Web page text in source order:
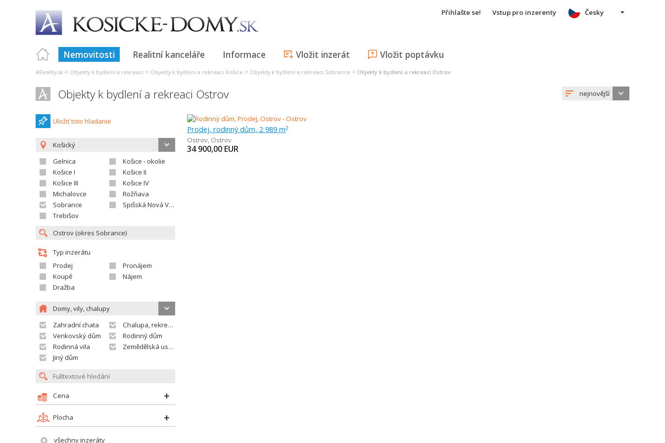
Přihlašte se! Vstup pro inzerenty
Nemovitosti Realitní kanceláře Informace Vložit inzerát Vložit poptávku
Česky
AReality.sk > Objekty k bydlení a rekreaci > Objekty k bydlení a rekreaci Košice > Objekty k bydlení a rekreaci Sobrance > Objekty k bydlení a rekreaci Ostrov
Objekty k bydlení a rekreaci Ostrov nejnovější
Uložiť toto hladanie
Košický
Gelnica
Košice - okolie
Košice I
Košice II
Košice III
Košice IV
Michalovce
Rožňava
Sobrance
Spišská Nová Ves
Trebišov
Typ inzerátu
Prodej
Pronájem
Koupě
Nájem
Dražba
Domy, vily, chalupy
Zahradní chata
Chalupa, rekreační domek
Venkovský dům
Rodinný dům
Rodinná vila
Zemědělská usedlost
Jiný dům
Cena
Plocha
všechny inzeráty
Prodej, rodinný dům, 2 989 m2
Ostrov, Ostrov
34 900,00 EUR